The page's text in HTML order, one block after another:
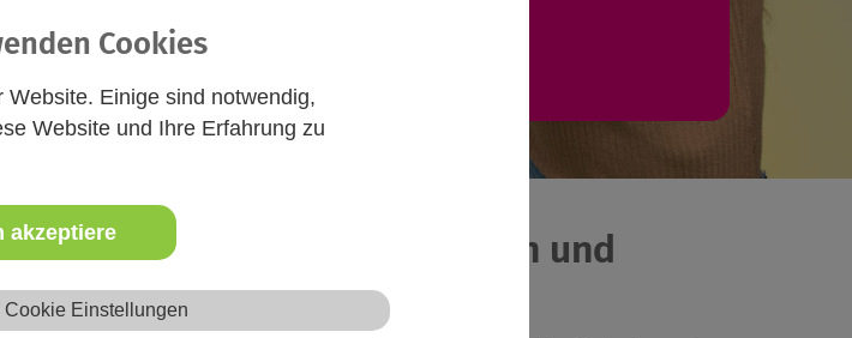
Cookies
Einige sind notwendig,
Website und Ihre Erfahrung zu
akzeptiere
Cookie Einstellungen
in Niedersachsen teilnehmen und